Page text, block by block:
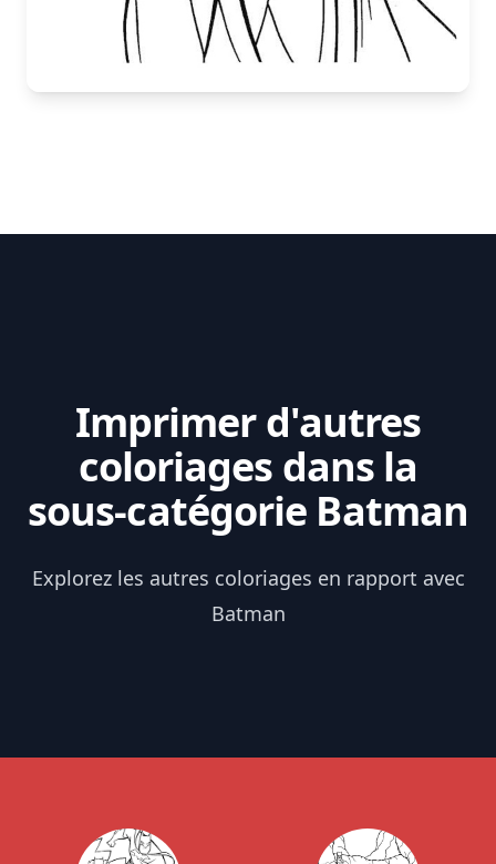
Imprimer d'autres
coloriages dans la
sous-catégorie Batman
Explorez les autres coloriages en rapport avec
Batman